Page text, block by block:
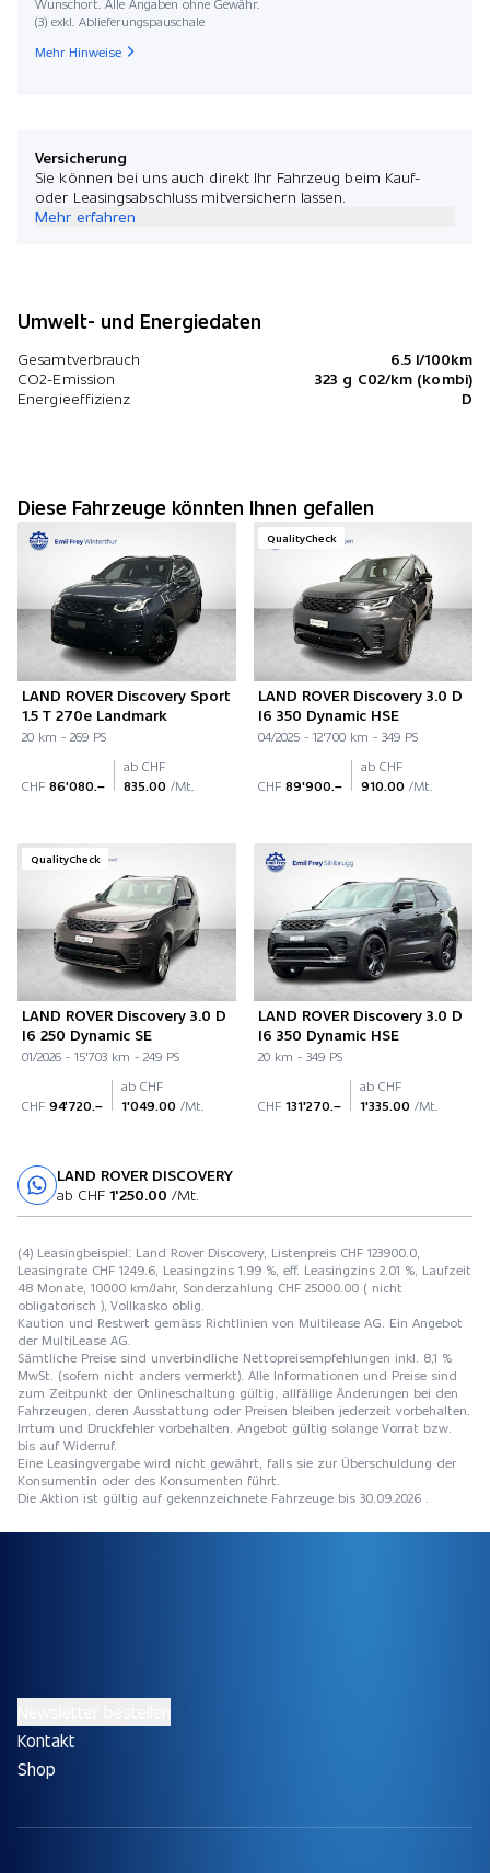
Wunschort. Alle Angaben ohne Gewähr.
(3) exkl. Ablieferungspauschale
Mehr Hinweise
Versicherung
Sie können bei uns auch direkt Ihr Fahrzeug beim Kauf-
oder Leasingsabschluss mitversichern lassen.
Mehr erfahren
Umwelt- und Energiedaten
Gesamtverbrauch
6.5 l/100km
CO2-Emission
323 g C02/km (kombi)
Energieeffizienz
D
Diese Fahrzeuge könnten Ihnen gefallen
LAND ROVER Discovery Sport
1.5 T 270e Landmark
20 km - 269 PS
CHF 86'080.–
ab CHF
835.00 /Mt.
QualityCheck
LAND ROVER Discovery 3.0 D
I6 350 Dynamic HSE
04/2025 - 12'700 km - 349 PS
CHF 89'900.–
ab CHF
910.00 /Mt.
QualityCheck
LAND ROVER Discovery 3.0 D
I6 250 Dynamic SE
01/2026 - 15'703 km - 249 PS
CHF 94'720.–
ab CHF
1'049.00 /Mt.
LAND ROVER Discovery 3.0 D
I6 350 Dynamic HSE
20 km - 349 PS
CHF 131'270.–
ab CHF
1'335.00 /Mt.
LAND ROVER DISCOVERY
ab CHF 1'250.00 /Mt.
(4) Leasingbeispiel: Land Rover Discovery, Listenpreis CHF 123900.0,
Leasingrate CHF 1249.6, Leasingzins 1.99 %, eff. Leasingzins 2.01 %, Laufzeit
48 Monate, 10000 km/Jahr, Sonderzahlung CHF 25000.00 ( nicht
obligatorisch ), Vollkasko oblig.
Kaution und Restwert gemäss Richtlinien von Multilease AG. Ein Angebot
der MultiLease AG.
Sämtliche Preise sind unverbindliche Nettopreisempfehlungen inkl. 8,1 %
MwSt. (sofern nicht anders vermerkt). Alle Informationen und Preise sind
zum Zeitpunkt der Onlineschaltung gültig, allfällige Änderungen bei den
Fahrzeugen, deren Ausstattung oder Preisen bleiben jederzeit vorbehalten.
Irrtum und Druckfehler vorbehalten. Angebot gültig solange Vorrat bzw.
bis auf Widerruf.
Eine Leasingvergabe wird nicht gewährt, falls sie zur Überschuldung der
Konsumentin oder des Konsumenten führt.
Die Aktion ist gültig auf gekennzeichnete Fahrzeuge bis 30.09.2026 .
Kontakt
Shop